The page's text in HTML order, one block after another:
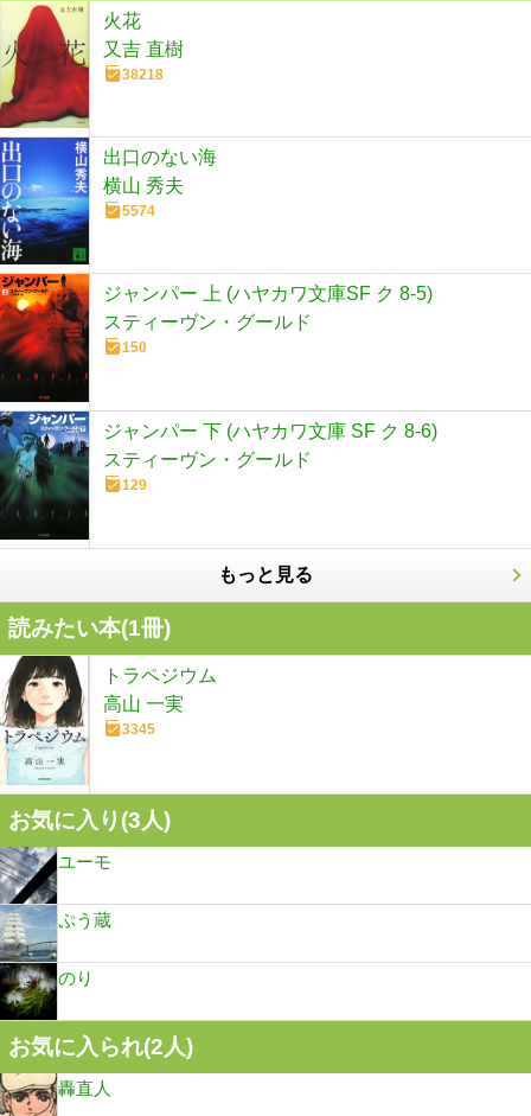
火花
又吉 直樹
38218
出口のない海
横山 秀夫
5574
ジャンパー 上 (ハヤカワ文庫SF ク 8-5)
スティーヴン・グールド
150
ジャンパー 下 (ハヤカワ文庫 SF ク 8-6)
スティーヴン・グールド
129
もっと見る
読みたい本(1冊)
トラペジウム
高山 一実
3345
お気に入り(3人)
ユーモ
ぷう蔵
のり
お気に入られ(2人)
轟直人